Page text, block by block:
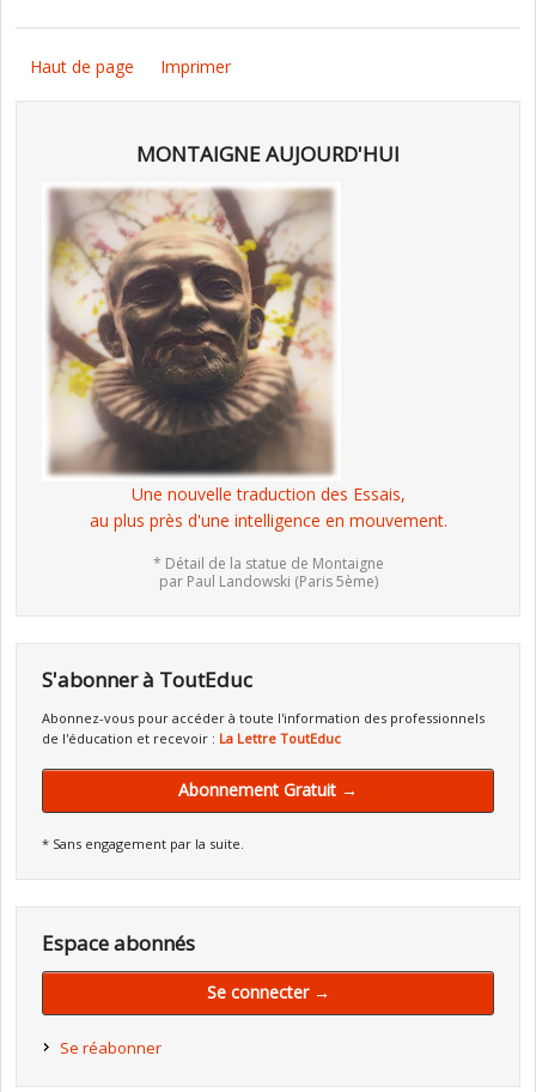
Haut de page Imprimer
MONTAIGNE AUJOURD'HUI
Une nouvelle traduction des Essais,
au plus près d'une intelligence en mouvement.
* Détail de la statue de Montaigne
par Paul Landowski (Paris 5ème)
S'abonner à ToutEduc
Abonnez-vous pour accéder à toute l'information des professionnels
de l'éducation et recevoir : La Lettre ToutEduc
Abonnement Gratuit →
* Sans engagement par la suite.
Espace abonnés
Se connecter →
Se réabonner